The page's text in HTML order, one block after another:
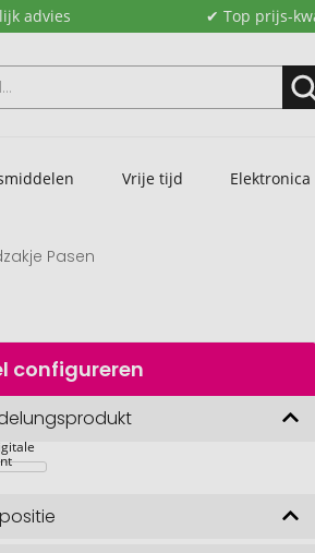
advies ✔ Top prijs-
Vrije tijd Elektronica
Pasen
configureren